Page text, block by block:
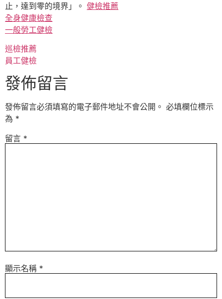
止，達到零的境界」。 健檢推薦
全身健康檢查
一般勞工健檢
巡檢推薦
員工健檢
發佈留言
發佈留言必須填寫的電子郵件地址不會公開。 必填欄位標示
為 *
留言 *
顯示名稱 *